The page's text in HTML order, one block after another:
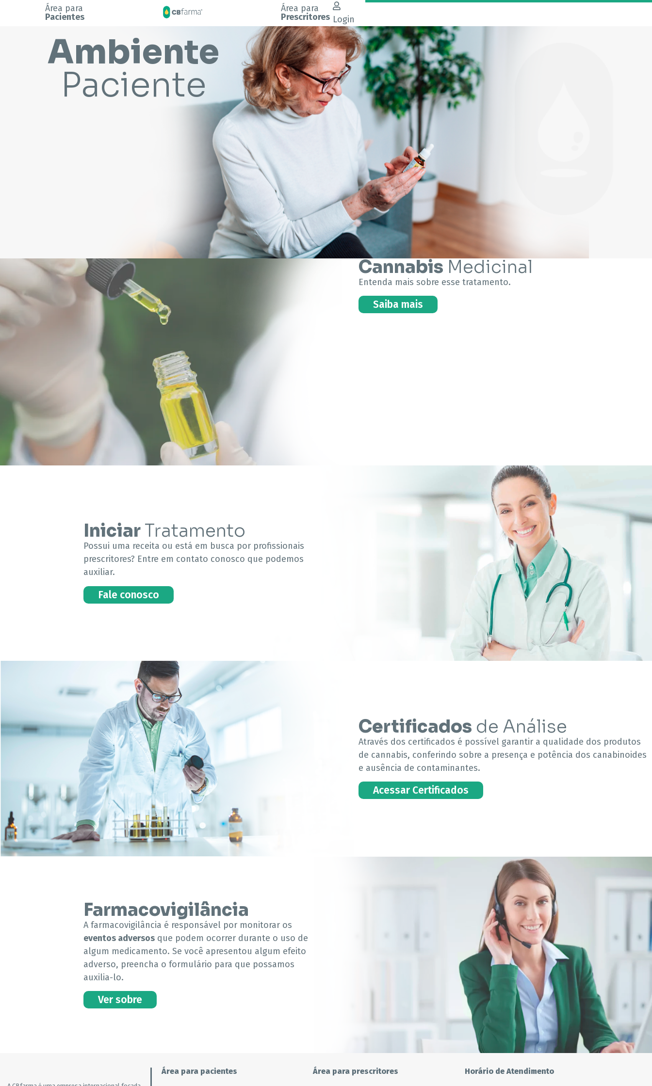
Área para
Pacientes
Área para
Prescritores Login
Ambiente
Paciente
Cannabis Medicinal
Entenda mais sobre esse tratamento.
Saiba mais
Iniciar Tratamento
Possui uma receita ou está em busca por profissionais
prescritores? Entre em contato conosco que podemos
auxiliar.
Fale conosco
Certificados de Análise
Através dos certificados é possível garantir a qualidade dos produtos
de cannabis, conferindo sobre a presença e potência dos canabinoides
e ausência de contaminantes.
Acessar Certificados
Farmacovigilância
A farmacovigilância é responsável por monitorar os
eventos adversos que podem ocorrer durante o uso de
algum medicamento. Se você apresentou algum efeito
adverso, preencha o formulário para que possamos
auxilia-lo.
Ver sobre
Área para pacientes Área para prescritores Horário de Atendimento